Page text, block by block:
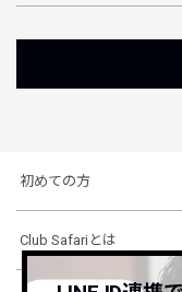
初めての方
Club Safariとは